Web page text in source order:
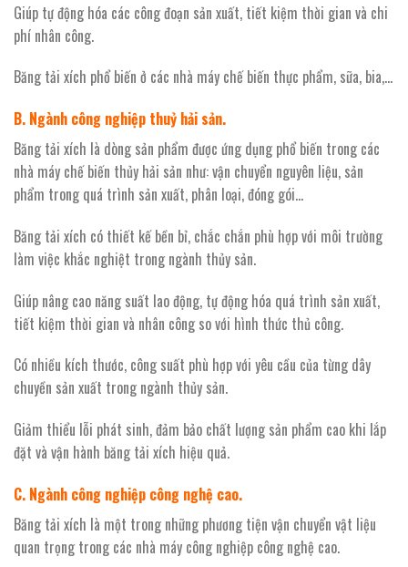
Giúp tự động hóa các công đoạn sản xuất, tiết kiệm thời gian và chi
phí nhân công.
Băng tải xích phổ biến ở các nhà máy chế biến thực phẩm, sữa, bia,…
B. Ngành công nghiệp thuỷ hải sản.
Băng tải xích là dòng sản phẩm được ứng dụng phổ biến trong các
nhà máy chế biến thủy hải sản như: vận chuyển nguyên liệu, sản
phẩm trong quá trình sản xuất, phân loại, đóng gói…
Băng tải xích có thiết kế bền bỉ, chắc chắn phù hợp với môi trường
làm việc khắc nghiệt trong ngành thủy sản.
Giúp nâng cao năng suất lao động, tự động hóa quá trình sản xuất,
tiết kiệm thời gian và nhân công so với hình thức thủ công.
Có nhiều kích thước, công suất phù hợp với yêu cầu của từng dây
chuyền sản xuất trong ngành thủy sản.
Giảm thiểu lỗi phát sinh, đảm bảo chất lượng sản phẩm cao khi lắp
đặt và vận hành băng tải xích hiệu quả.
C. Ngành công nghiệp công nghệ cao.
Băng tải xích là một trong những phương tiện vận chuyển vật liệu
quan trọng trong các nhà máy công nghiệp công nghệ cao.